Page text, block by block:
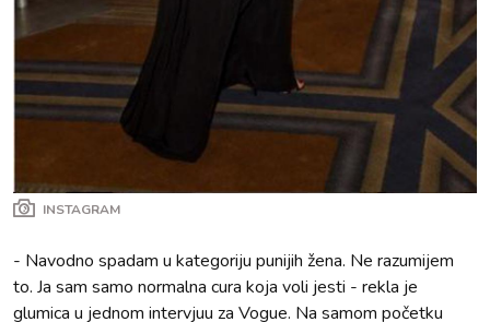
INSTAGRAM
- Navodno spadam u kategoriju punijih žena. Ne razumijem
to. Ja sam samo normalna cura koja voli jesti - rekla je
glumica u jednom intervjuu za Vogue. Na samom početku